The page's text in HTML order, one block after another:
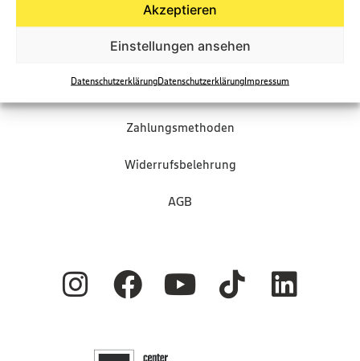
Akzeptieren
Einstellungen ansehen
DatenschutzerklärungDatenschutzerklärungImpressum
Präsentkörbe Shop
FAQ
Versandarten
Zahlungsmethoden
Widerrufsbelehrung
AGB